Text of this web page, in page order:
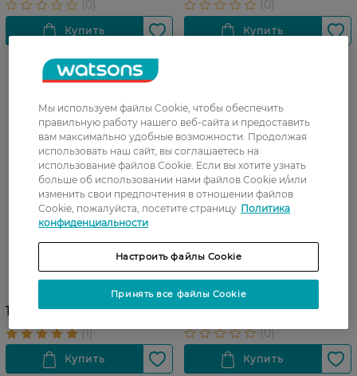
Тинт для губ и щек Еѕѕепсе
What a Tint!01 4.9 мл
176,99 ГРН
Карандаш для губ Еѕѕепсе
8h Matte 11
99,99 ГРН
Мы используем файлы Cookie, чтобы обеспечить
правильную работу нашего веб-сайта и предоставить
вам максимально удобные возможности. Продолжая
использовать наш сайт, вы соглашаетесь на
использование файлов Cookie. Если вы хотите узнать
больше об использовании нами файлов Cookie и/или
изменить свои предпочтения в отношении файлов
Cookie, пожалуйста, посетите страницу Политика
конфиденциальности
Настроить файлы Cookie
Принять все файлы Cookie